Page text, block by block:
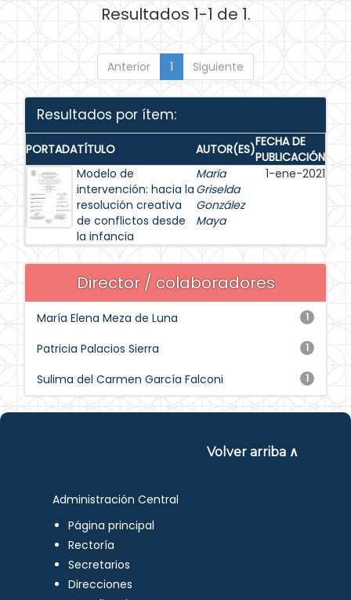
Resultados 1-1 de 1.
Anterior 1 Siguiente
Resultados por ítem:
PORTADATÍTULO AUTOR(ES)FECHA DE
PUBLICACIÓN
Modelo de
intervención: hacia la
resolución creativa
de conflictos desde
la infancia
María
Griselda
González
Maya
1-ene-2021
Director / colaboradores
1
María Elena Meza de Luna
1
Patricia Palacios Sierra
1
Sulima del Carmen García Falconi
Volver arriba ∧
Administración Central
Página principal
Rectoría
Secretarios
Direcciones